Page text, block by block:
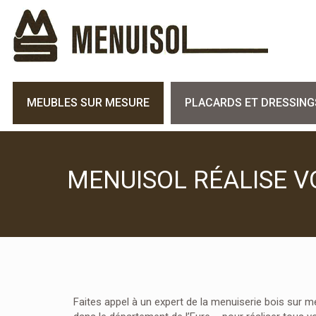
MEUBLES SUR MESURE PLACARDS ET
MENUISOL RÉALISE
Faites appel à un expert de la menuiserie bois sur